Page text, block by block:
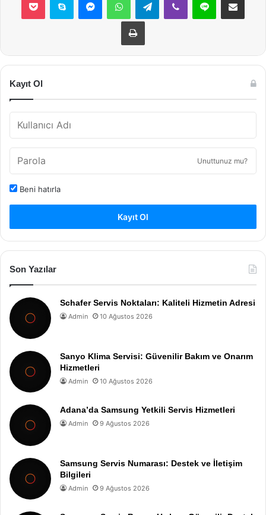
Yazdır
Kayıt Ol
Unuttunuz mu?
Beni hatırla
Kayıt Ol
Son Yazılar
Schafer Servis Noktaları: Kaliteli Hizmetin Adresi
Admin 10 Ağustos 2026
Sanyo Klima Servisi: Güvenilir Bakım ve Onarım
Hizmetleri
Admin 10 Ağustos 2026
Adana’da Samsung Yetkili Servis Hizmetleri
Admin 9 Ağustos 2026
Samsung Servis Numarası: Destek ve İletişim
Bilgileri
Admin 9 Ağustos 2026